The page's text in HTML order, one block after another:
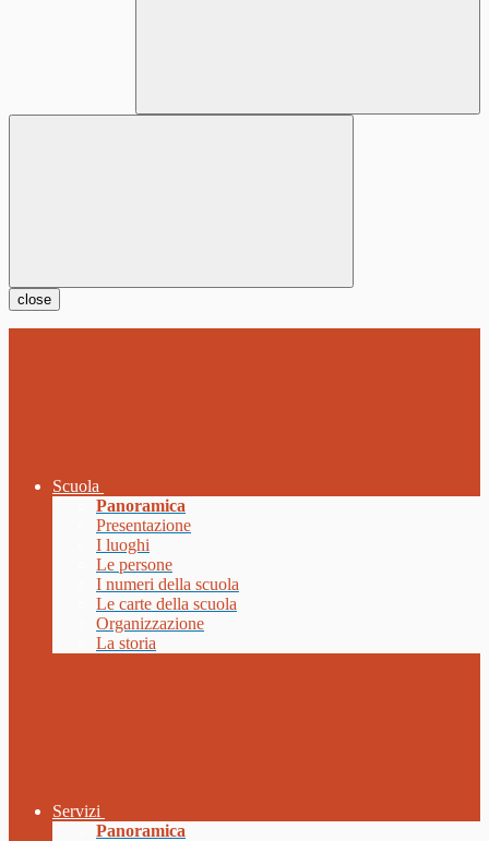
close
Scuola
Panoramica
Presentazione
I luoghi
Le persone
I numeri della scuola
Le carte della scuola
Organizzazione
La storia
Servizi
Panoramica